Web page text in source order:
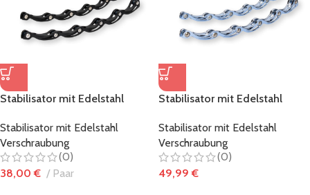
Stabilisator mit Edelstahl
Stabilisator mit Edelstahl
Verschraubung
(0)
38,00€ Paar
Stabilisator mit Edelstahl
iceblau
Stabilisator mit Edelstahl
Verschraubung
(0)
49,99€